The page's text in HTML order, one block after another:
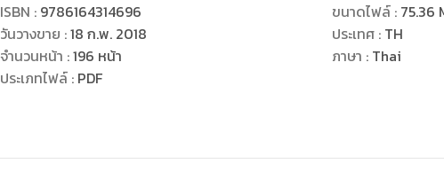
ISBN : 9786164314696
วันวางขาย :18 ก.พ. 2018
จำนวนหน้า :196 หน้า
ประเภทไฟล์: PDF
ขนาดไฟล์: 75.36
ประเทศ : TH
ภาษา : Thai